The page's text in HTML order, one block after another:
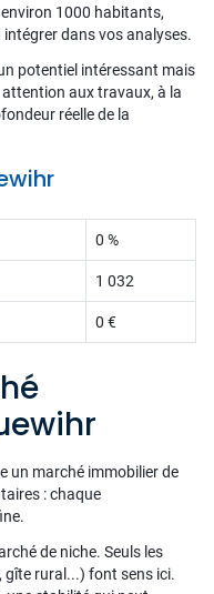
1000 habitants,
dans vos analyses.
potentiel intéressant mais
aux travaux, à la
réelle de la
0 %
1 032
0 €
un marché immobilier de
: chaque
de niche. Seuls les
gîte rural...) font sens ici.